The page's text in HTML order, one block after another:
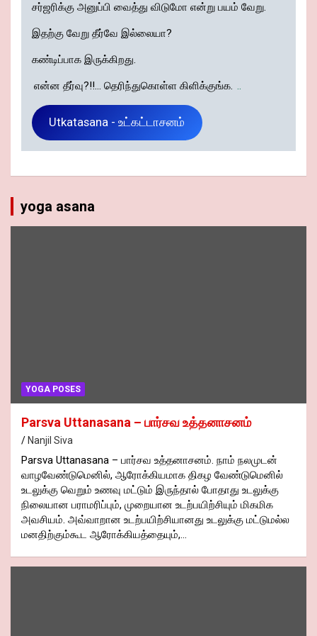
சர்ஜரிக்கு அனுப்பி வைத்து விடுமோ என்று பயம் வேறு.
இதற்கு வேறு தீர்வே இல்லையா?
கண்டிப்பாக இருக்கிறது.
என்ன தீர்வு?!!... தெரிந்துகொள்ள கிளிக்குங்க. ..
Utkatasana - உட்கட்டாசனம்
yoga asana
YOGA POSES
Parsva Uttanasana – பார்சவ உத்தனாசனம்
Nanjil Siva
Parsva Uttanasana – பார்சவ உத்தனாசனம். நாம் நலமுடன்
வாழவேண்டுமெனில், ஆரோக்கியமாக திகழ வேண்டுமெனில்
உடலுக்கு வெறும் உணவு மட்டும் இருந்தால் போதாது உடலுக்கு
நிலையான பராமரிப்பும், முறையான உடற்பயிற்சியும் மிகமிக
அவசியம். அவ்வாறான உடற்பயிற்சியானது உடலுக்கு மட்டுமல்ல
மனதிற்கும்கூட ஆரோக்கியத்தையும்,…